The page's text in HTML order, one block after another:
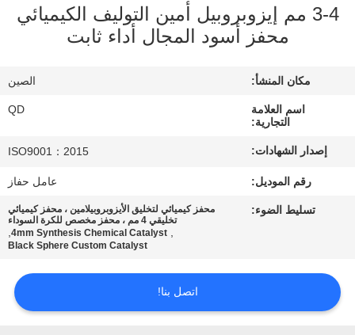
المعمل
جودة
اتصل
أخبار
حالات
خريطة
3-4 مم إيزوبروبيل أمين التوليف الكيميائي
محفز أسود المجال أداء ثابت
مكان المنشأ: الصين
اسم العلامة
التجارية:
QD
إصدار الشهادات: ISO9001：2015
رقم الموديل: عامل حفاز
تسليط الضوء:
محفز كيميائي لتخليق الأيزوبروبيلامين ، محفز كيميائي
تخليقي 4 مم ، محفز مخصص للكرة السوداء
,
4mm Synthesis Chemical Catalyst
,
Black Sphere Custom Catalyst
اتصل بنا!